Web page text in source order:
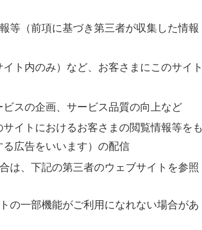
等（前項に基づき第三者が収集した情報
ト内のみ）など、お客さまにこのサイト
スの企画、サービス品質の向上など
イトにおけるお客さまの閲覧情報等をも
広告をいいます）の配信
は、下記の第三者のウェブサイトを参照
の一部機能がご利用になれない場合があ